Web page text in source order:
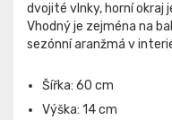
dvojité vlnky, horní okraj
Vhodný je zejména na
sezónní aranžmá v
Šířka: 60 cm
Výška: 14 cm